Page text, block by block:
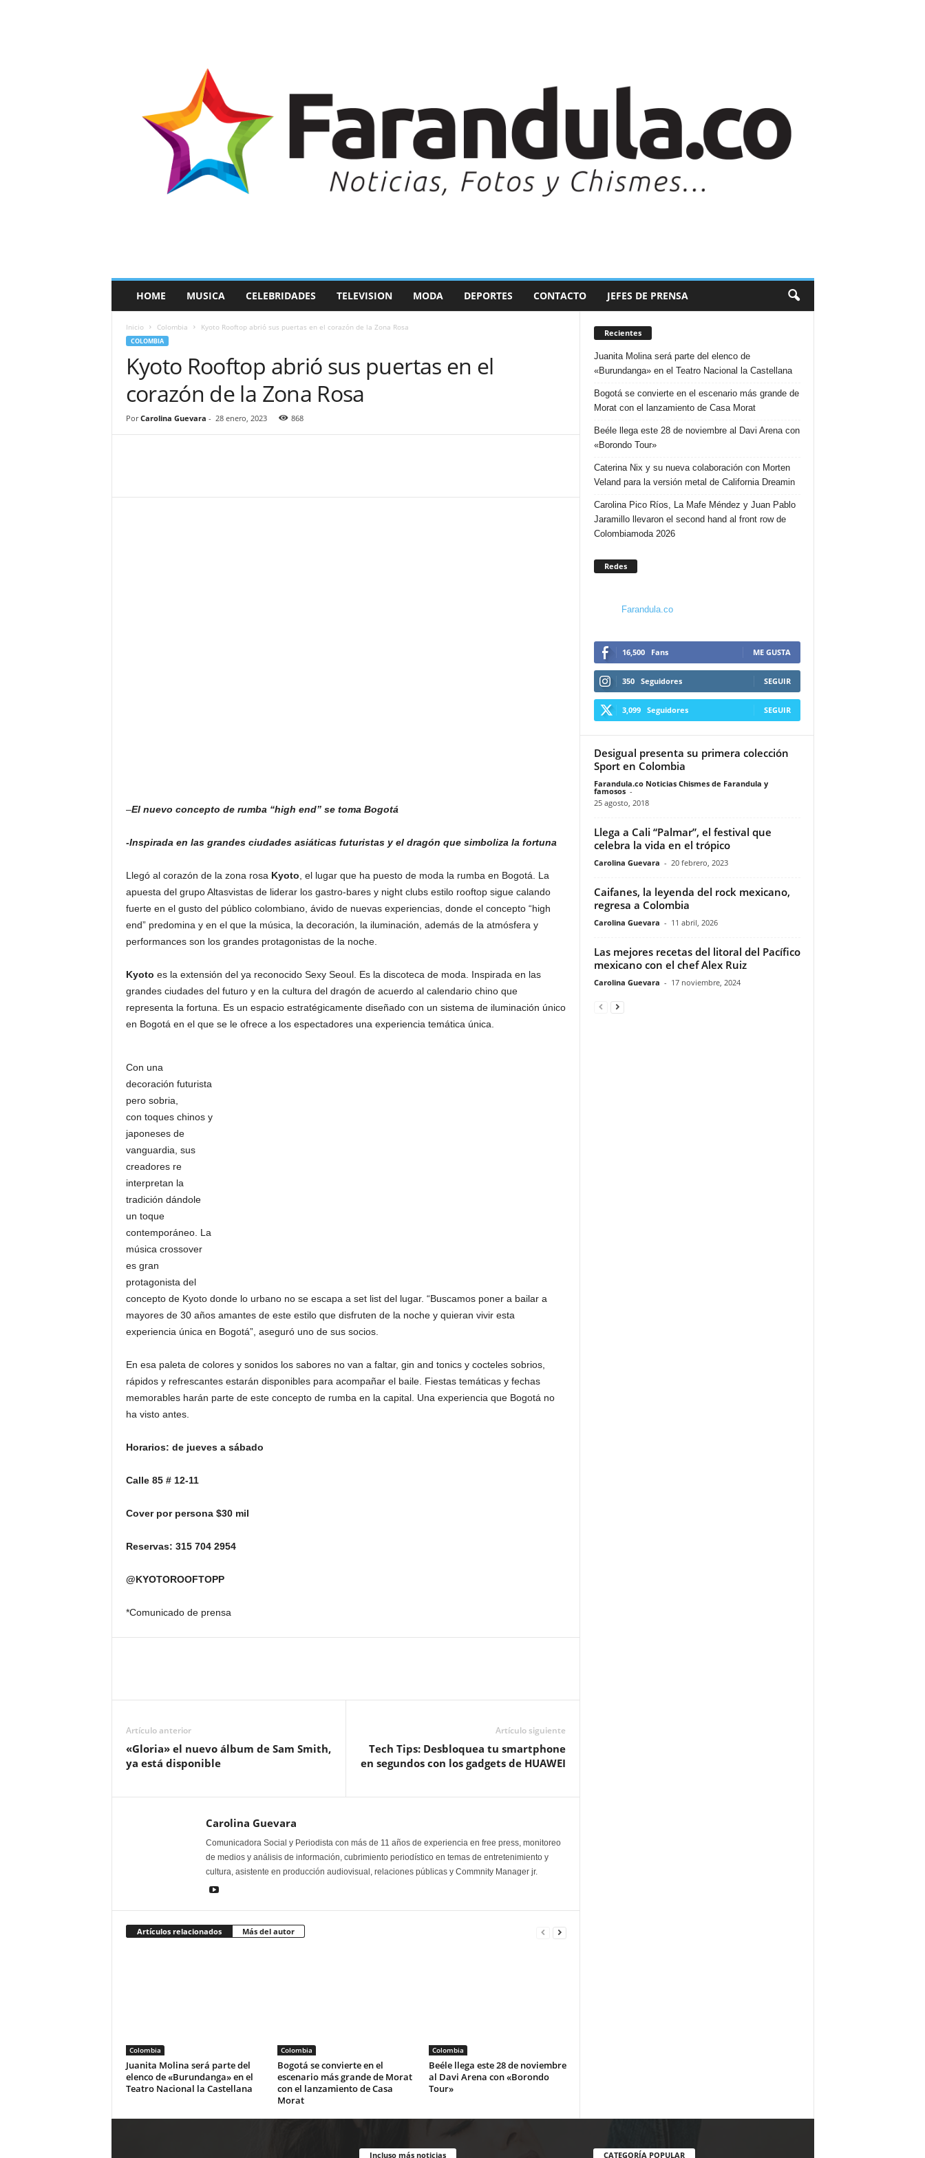
a
HOME MUSICA CELEBRIDADES TELEVISION MODA DEPORTES CONTACTO JEFES DE PRENSA
Inicio Colombia Kyoto Rooftop abrió sus puertas en el corazón de la Zona Rosa
COLOMBIA
Kyoto Rooftop abrió sus puertas en el
corazón de la Zona Rosa
Por Carolina Guevara - 28 enero, 2023 868
–El nuevo concepto de rumba “high end” se toma Bogotá
-Inspirada en las grandes ciudades asiáticas futuristas y el dragón que simboliza la fortuna
Llegó al corazón de la zona rosa Kyoto , el lugar que ha puesto de moda la rumba en Bogotá. La
apuesta del grupo Altasvistas de liderar los gastro-bares y night clubs estilo rooftop sigue calando
fuerte en el gusto del público colombiano, ávido de nuevas experiencias, donde el concepto “high
end” predomina y en el que la música, la decoración, la iluminación, además de la atmósfera y
performances son los grandes protagonistas de la noche.
Kyoto es la extensión del ya reconocido Sexy Seoul. Es la discoteca de moda. Inspirada en las
grandes ciudades del futuro y en la cultura del dragón de acuerdo al calendario chino que
representa la fortuna. Es un espacio estratégicamente diseñado con un sistema de iluminación único
en Bogotá en el que se le ofrece a los espectadores una experiencia temática única.
Con una
decoración futurista
pero sobria,
con toques chinos y
japoneses de
vanguardia, sus
creadores re
interpretan la
tradición dándole
un toque
contemporáneo. La
música crossover
es gran
protagonista del
concepto de Kyoto donde lo urbano no se escapa a set list del lugar. “Buscamos poner a bailar a
mayores de 30 años amantes de este estilo que disfruten de la noche y quieran vivir esta
experiencia única en Bogotá”, aseguró uno de sus socios.
En esa paleta de colores y sonidos los sabores no van a faltar, gin and tonics y cocteles sobrios,
rápidos y refrescantes estarán disponibles para acompañar el baile. Fiestas temáticas y fechas
memorables harán parte de este concepto de rumba en la capital. Una experiencia que Bogotá no
ha visto antes.
Horarios: de jueves a sábado
Calle 85 # 12-11
Cover por persona $30 mil
Reservas: 315 704 2954
@KYOTOROOFTOPP
*Comunicado de prensa
Artículo anterior
«Gloria» el nuevo álbum de Sam Smith,
ya está disponible
Artículo siguiente
Tech Tips: Desbloquea tu smartphone
en segundos con los gadgets de HUAWEI
Carolina Guevara
Comunicadora Social y Periodista con más de 11 años de experiencia en free press, monitoreo
de medios y análisis de información, cubrimiento periodístico en temas de entretenimiento y
cultura, asistente en producción audiovisual, relaciones públicas y Commnity Manager jr.
Artículos relacionados Más del autor
Colombia
Juanita Molina será parte del
elenco de «Burundanga» en el
Teatro Nacional la Castellana
Colombia
Bogotá se convierte en el
escenario más grande de Morat
con el lanzamiento de Casa
Morat
Colombia
Beéle llega este 28 de noviembre
al Davi Arena con «Borondo
Tour»
Recientes
Juanita Molina será parte del elenco de
«Burundanga» en el Teatro Nacional la Castellana
Bogotá se convierte en el escenario más grande de
Morat con el lanzamiento de Casa Morat
Beéle llega este 28 de noviembre al Davi Arena con
«Borondo Tour»
Caterina Nix y su nueva colaboración con Morten
Veland para la versión metal de California Dreamin
Carolina Pico Ríos, La Mafe Méndez y Juan Pablo
Jaramillo llevaron el second hand al front row de
Colombiamoda 2026
Redes
Farandula.co
16,500 Fans ME GUSTA
350 Seguidores SEGUIR
3,099 Seguidores SEGUIR
Desigual presenta su primera colección
Sport en Colombia
Farandula.co Noticias Chismes de Farandula y
famosos -
25 agosto, 2018
Llega a Cali “Palmar”, el festival que
celebra la vida en el trópico
Carolina Guevara - 20 febrero, 2023
Caifanes, la leyenda del rock mexicano,
regresa a Colombia
Carolina Guevara - 11 abril, 2026
Las mejores recetas del litoral del Pacífico
mexicano con el chef Alex Ruiz
Carolina Guevara - 17 noviembre, 2024
Incluso más noticias CATEGORÍA POPULAR